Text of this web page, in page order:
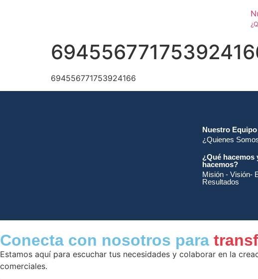
694556771753924166
Nuestro Equipo
¿Quienes
¿Qué hacemos
hacemos?
Misión - Visión-
Resultados
Conecta con nosotros para
Estamos aquí para escuchar tus necesidades y colaborar en la
comerciales.